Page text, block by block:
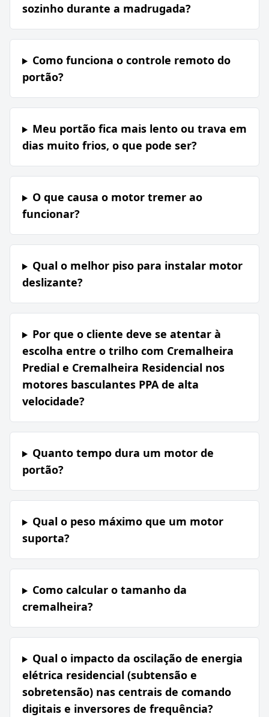
sozinho durante a madrugada?
Como funciona o controle remoto do
portão?
Meu portão fica mais lento ou trava em
dias muito frios, o que pode ser?
O que causa o motor tremer ao
funcionar?
Qual o melhor piso para instalar motor
deslizante?
Por que o cliente deve se atentar à
escolha entre o trilho com Cremalheira
Predial e Cremalheira Residencial nos
motores basculantes PPA de alta
velocidade?
Quanto tempo dura um motor de
portão?
Qual o peso máximo que um motor
suporta?
Como calcular o tamanho da
cremalheira?
Qual o impacto da oscilação de energia
elétrica residencial (subtensão e
sobretensão) nas centrais de comando
digitais e inversores de frequência?